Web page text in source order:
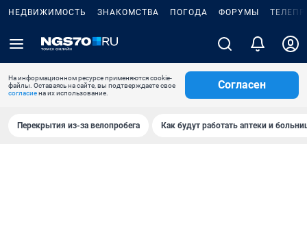
НЕДВИЖИМОСТЬ ЗНАКОМСТВА ПОГОДА ФОРУМЫ
На информационном ресурсе применяются cookie-
файлы. Оставаясь на сайте, вы подтверждаете свое
согласиена их использование.
Согласен
Перекрытия из-за велопробега Как будут работать аптеки и